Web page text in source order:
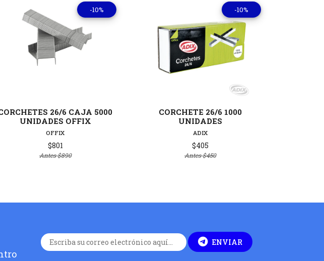
-10%
26/6 CAJA 5000
UNIDADES OFFIX
OFFIX
$801
Antes$890
-10%
CORCHETE 26/6 1000
UNIDADES
ADIX
$405
Antes$450
ENVIAR